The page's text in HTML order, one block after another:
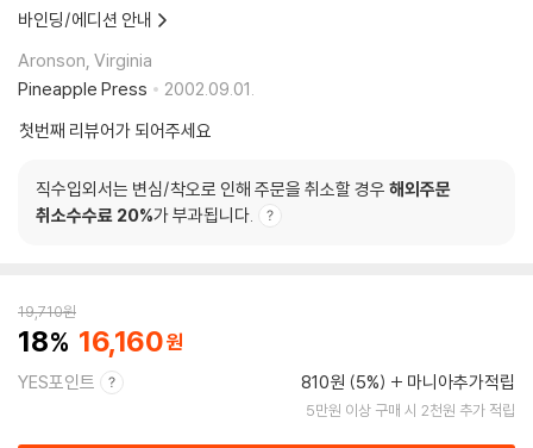
바인딩/에디션 안내
Aronson, Virginia
Pineapple Press
2002.09.01.
첫번째 리뷰어가 되어주세요
직수입외서는 변심/착오로 인해 주문을 취소할 경우 해외주문
취소수수료 20%가 부과됩니다.
19,710원
18 16,160
YES포인트 810원 (5%) 마니아추가적립
5만원 이상 구매 시 2천원 추가 적립